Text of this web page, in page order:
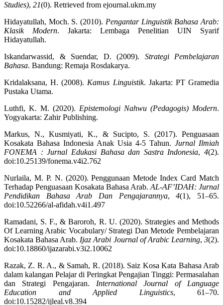
Studies), 21(0). Retrieved from ejournal.ukm.my
Hidayatullah, Moch. S. (2010). Pengantar Linguistik Bahasa Arab:
Klasik Modern. Jakarta: Lembaga Penelitian UIN Syarif
Hidayatullah.
Iskandarwassid, & Suendar, D. (2009). Strategi Pembelajaran
Bahasa. Bandung: Remaja Rosdakarya.
Kridalaksana, H. (2008). Kamus Linguistik. Jakarta: PT Gramedia
Pustaka Utama.
Luthfi, K. M. (2020). Epistemologi Nahwu (Pedagogis) Modern.
Yogyakarta: Zahir Publishing.
Markus, N., Kusmiyati, K., & Sucipto, S. (2017). Penguasaan
Kosakata Bahasa Indonesia Anak Usia 4-5 Tahun. Jurnal Ilmiah
FONEMA : Jurnal Edukasi Bahasa dan Sastra Indonesia, 4(2).
doi:10.25139/fonema.v4i2.762
Nurlaila, M. P. N. (2020). Penggunaan Metode Index Card Match
Terhadap Penguasaan Kosakata Bahasa Arab. AL-AF’IDAH: Jurnal
Pendidikan Bahasa Arab Dan Pengajarannya,4(1), 51–65.
doi:10.52266/al-afidah.v4i1.497
Ramadani, S. F., & Baroroh, R. U. (2020). Strategies and Methods
Of Learning Arabic Vocabulary/ Strategi Dan Metode Pembelajaran
Kosakata Bahasa Arab. Ijaz Arabi Journal of Arabic Learning,3(2).
doi:10.18860/ijazarabi.v3i2.10062
Razak, Z. R. A., & Samah, R. (2018). Saiz Kosa Kata Bahasa Arab
dalam kalangan Pelajar di Peringkat Pengajian Tinggi: Permasalahan
dan Strategi Pengajaran. International Journal of Language
Education and Applied Linguistics, 61–70.
doi:10.15282/ijleal.v8.394